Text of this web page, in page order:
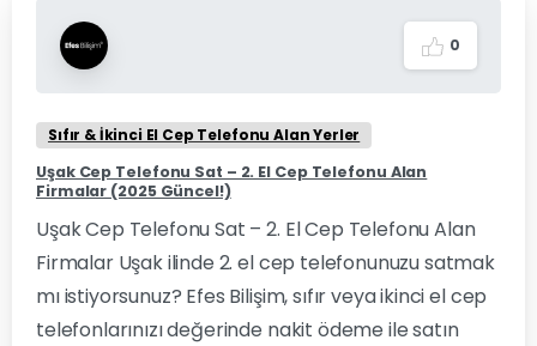
0
Sıfır & İkinci El Cep Telefonu Alan Yerler
Uşak Cep Telefonu Sat – 2. El Cep Telefonu Alan
Firmalar (2025 Güncel!)
Uşak Cep Telefonu Sat – 2. El Cep Telefonu Alan
Firmalar Uşak ilinde 2. el cep telefonunuzu satmak
mı istiyorsunuz? Efes Bilişim, sıfır veya ikinci el cep
telefonlarınızı değerinde nakit ödeme ile satın